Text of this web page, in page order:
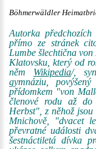
Böhmerwäldler
Autorka
přímo ze stránek
Lumbe šlechtična
Klatovsku, který od
něm Wikipedia/,
gymnáziu,
přídomkem "von
členové rodu až
Herbst", z něhož
Mnichově, "dvacet
převratné události
šestnáctiletá dívka